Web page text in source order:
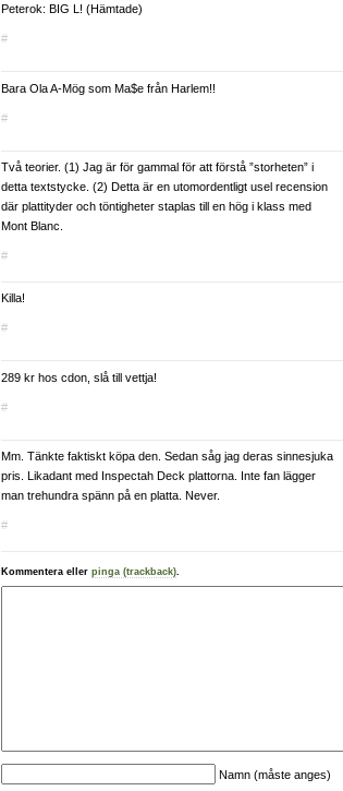
Peterok: BIG L! (Hämtade)
#
Bara Ola A-Mög som Ma$e från Harlem!!
#
Två teorier. (1) Jag är för gammal för att förstå ”storheten” i
detta textstycke. (2) Detta är en utomordentligt usel recension
där plattityder och töntigheter staplas till en hög i klass med
Mont Blanc.
#
Killa!
#
289 kr hos cdon, slå till vettja!
#
Mm. Tänkte faktiskt köpa den. Sedan såg jag deras sinnesjuka
pris. Likadant med Inspectah Deck plattorna. Inte fan lägger
man trehundra spänn på en platta. Never.
#
Kommentera eller pinga (trackback)
Namn (måste anges)